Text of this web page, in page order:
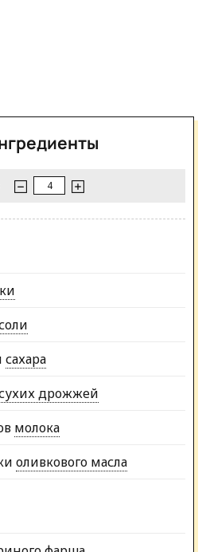
сахара
дрожжей
молока
оливкового масла